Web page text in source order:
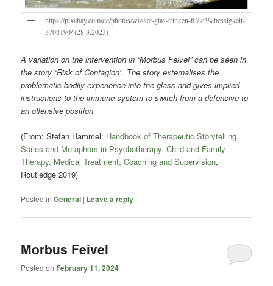
https://pixabay.com/de/photos/wasser-glas-trinken-fl%c3%bcssigkeit-
3708190/ (28.3.2023)
A variation on the intervention in “Morbus Feivel” can be seen in
the story “Risk of Contagion”. The story externalises the
problematic bodily experience into the glass and gives implied
instructions to the immune system to switch from a defensive to
an offensive position
(From: Stefan Hammel: Handbook of Therapeutic Storytelling.
Sories and Metaphors in Psychotherapy, Child and Family
Therapy, Medical Treatment, Coaching and Supervision,
Routledge 2019)
Posted in General | Leave a reply
Morbus Feivel
Posted on February 11, 2024